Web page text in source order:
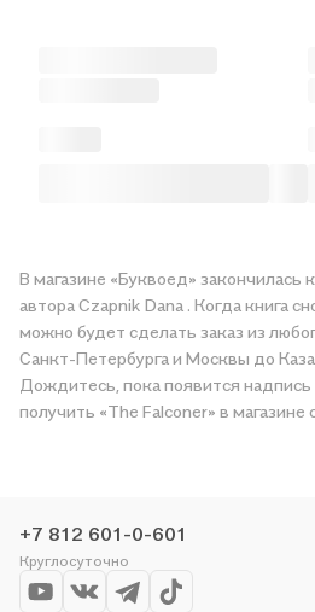
В магазине «Буквоед» закончилась
автора Czapnik Dana . Когда книга
можно будет сделать заказ из
Санкт-Петербурга и Москвы до
Дождитесь, пока появится надпись
получить «The Falconer» в магазине
+7 812 601-0-601
Круглосуточно